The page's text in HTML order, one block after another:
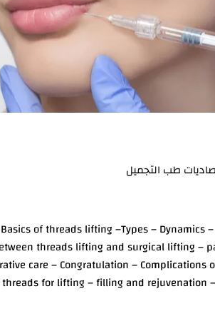
طب التجميل
aging face – Basics of threads lifting –Types –
threads lifting and surgical lifting –
care – Congratulation –
for lifting – filling and rejuvenation